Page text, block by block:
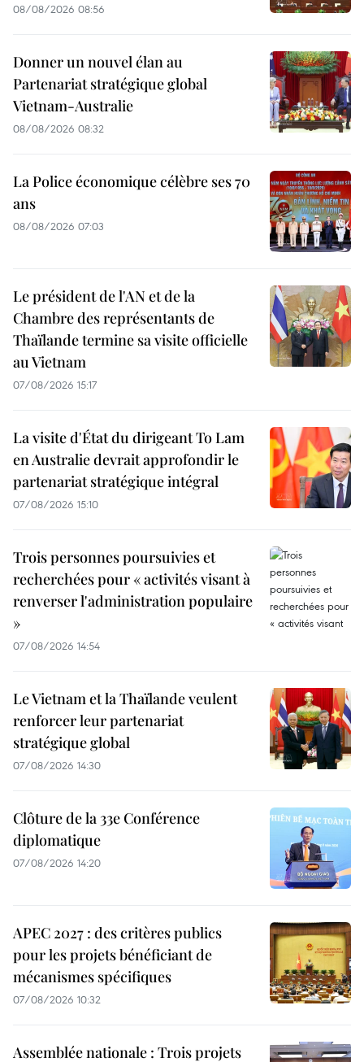
08/08/2026 08:56
Donner un nouvel élan au
Partenariat stratégique global
Vietnam-Australie
08/08/2026 08:32
La Police économique célèbre ses 70
ans
08/08/2026 07:03
Le président de l'AN et de la
Chambre des représentants de
Thaïlande termine sa visite officielle
au Vietnam
07/08/2026 15:17
La visite d'État du dirigeant To Lam
en Australie devrait approfondir le
partenariat stratégique intégral
07/08/2026 15:10
Trois personnes poursuivies et
recherchées pour « activités visant à
renverser l'administration populaire
»
07/08/2026 14:54
Le Vietnam et la Thaïlande veulent
renforcer leur partenariat
stratégique global
07/08/2026 14:30
Clôture de la 33e Conférence
diplomatique
07/08/2026 14:20
APEC 2027 : des critères publics
pour les projets bénéficiant de
mécanismes spécifiques
07/08/2026 10:32
Assemblée nationale : Trois projets